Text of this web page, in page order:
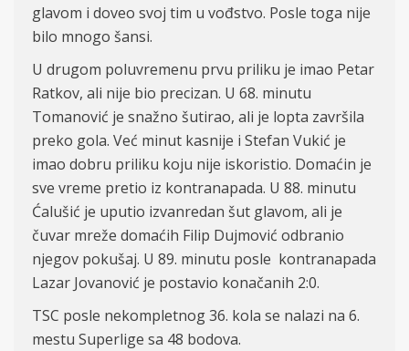
glavom i doveo svoj tim u vođstvo. Posle toga nije
bilo mnogo šansi.
U drugom poluvremenu prvu priliku je imao Petar
Ratkov, ali nije bio precizan. U 68. minutu
Tomanović je snažno šutirao, ali je lopta završila
preko gola. Već minut kasnije i Stefan Vukić je
imao dobru priliku koju nije iskoristio. Domaćin je
sve vreme pretio iz kontranapada. U 88. minutu
Ćalušić je uputio izvanredan šut glavom, ali je
čuvar mreže domaćih Filip Dujmović odbranio
njegov pokušaj. U 89. minutu posle kontranapada
Lazar Jovanović je postavio konačanih 2:0.
TSC posle nekompletnog 36. kola se nalazi na 6.
mestu Superlige sa 48 bodova.